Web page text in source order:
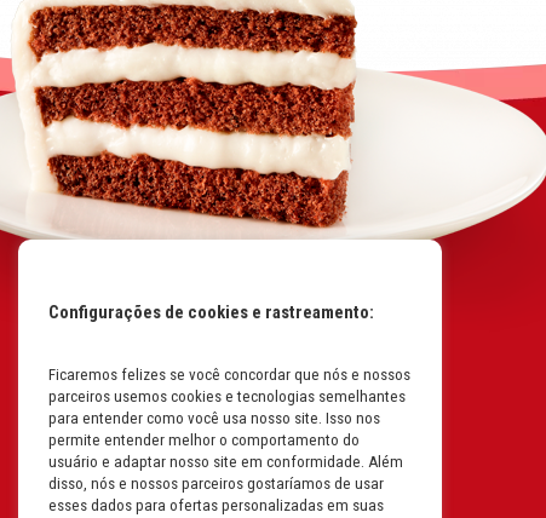
Mapa do Site
Políticas da Empresa
Perguntas Frequentes
Código de Conduta
Configurações de cookies e rastreamento:
Ficaremos felizes se você concordar que nós e nossos
parceiros usemos cookies e tecnologias semelhantes
para entender como você usa nosso site. Isso nos
permite entender melhor o comportamento do
usuário e adaptar nosso site em conformidade. Além
disso, nós e nossos parceiros gostaríamos de usar
esses dados para ofertas personalizadas em suas